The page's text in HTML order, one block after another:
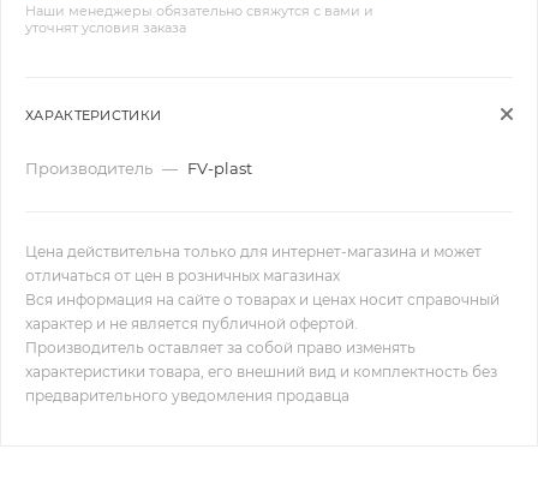
Наши менеджеры обязательно свяжутся с вами и
уточнят условия заказа
ХАРАКТЕРИСТИКИ
Производитель — FV-plast
Цена действительна только для интернет-магазина и может
отличаться от цен в розничных магазинах
Вся информация на сайте о товарах и ценах носит справочный
характер и не является публичной офертой.
Производитель оставляет за собой право изменять
характеристики товара, его внешний вид и комплектность без
предварительного уведомления продавца